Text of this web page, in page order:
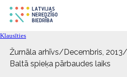
Aktualitātes
Pakalpojumi
Klausīties
Žurnāla arhīvs/Decembris, 2013/
Baltā spieķa pārbaudes laiks